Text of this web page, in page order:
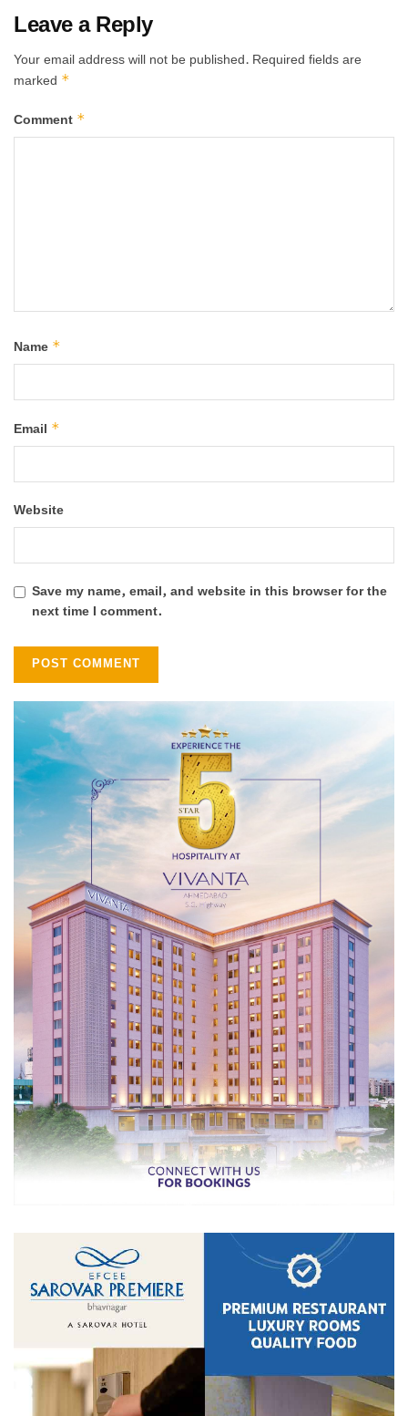
Leave a Reply
Your email address will not be published. Required fields are
marked *
Comment *
Name *
Email *
Website
Save my name, email, and website in this browser for the
next time I comment.